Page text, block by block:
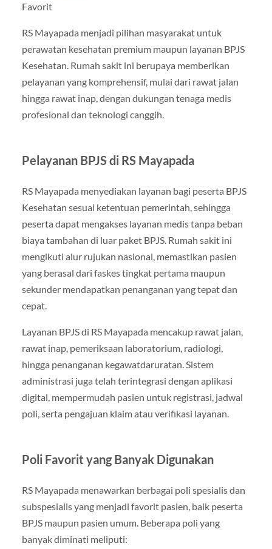
Favorit
RS Mayapada menjadi pilihan masyarakat untuk
perawatan kesehatan premium maupun layanan BPJS
Kesehatan. Rumah sakit ini berupaya memberikan
pelayanan yang komprehensif, mulai dari rawat jalan
hingga rawat inap, dengan dukungan tenaga medis
profesional dan teknologi canggih.
Pelayanan BPJS di RS Mayapada
RS Mayapada menyediakan layanan bagi peserta BPJS
Kesehatan sesuai ketentuan pemerintah, sehingga
peserta dapat mengakses layanan medis tanpa beban
biaya tambahan di luar paket BPJS. Rumah sakit ini
mengikuti alur rujukan nasional, memastikan pasien
yang berasal dari faskes tingkat pertama maupun
sekunder mendapatkan penanganan yang tepat dan
cepat.
Layanan BPJS di RS Mayapada mencakup rawat jalan,
rawat inap, pemeriksaan laboratorium, radiologi,
hingga penanganan kegawatdaruratan. Sistem
administrasi juga telah terintegrasi dengan aplikasi
digital, mempermudah pasien untuk registrasi, jadwal
poli, serta pengajuan klaim atau verifikasi layanan.
Poli Favorit yang Banyak Digunakan
RS Mayapada menawarkan berbagai poli spesialis dan
subspesialis yang menjadi favorit pasien, baik peserta
BPJS maupun pasien umum. Beberapa poli yang
banyak diminati meliputi: